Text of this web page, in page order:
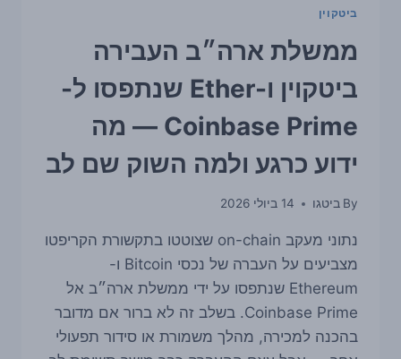
ביטקוין
ממשלת ארה״ב העבירה
ביטקוין ו-Ether שנתפסו ל-
Coinbase Prime — מה
ידוע כרגע ולמה השוק שם לב
By ביטגו 14 ביולי 2026
נתוני מעקב on-chain שצוטטו בתקשורת הקריפטו
מצביעים על העברה של נכסי Bitcoin ו-
Ethereum שנתפסו על ידי ממשלת ארה״ב אל
Coinbase Prime. בשלב זה לא ברור אם מדובר
בהכנה למכירה, מהלך משמורת או סידור תפעולי